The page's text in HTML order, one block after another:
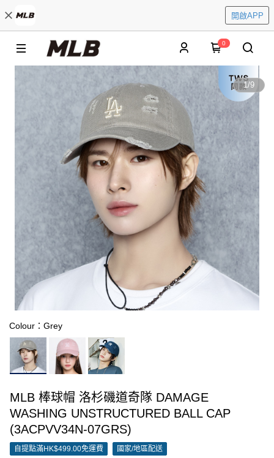
開啟APP
0
1/9
Colour：Grey
MLB 棒球帽 洛杉磯道奇隊 DAMAGE
WASHING UNSTRUCTURED BALL CAP
(3ACPVV34N-07GRS)
自提點滿HK$499.00免運費 國家/地區配送